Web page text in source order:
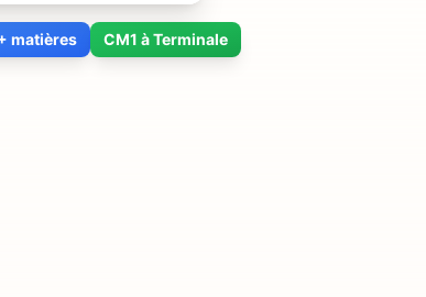
matières CM1 à Terminale